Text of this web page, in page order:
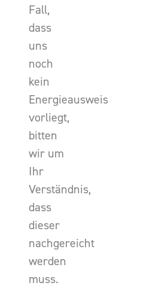
Fall,
dass
uns
noch
kein
Energieausweis
vorliegt,
bitten
wir um
Ihr
Verständnis,
dass
dieser
nachgereicht
werden
muss.